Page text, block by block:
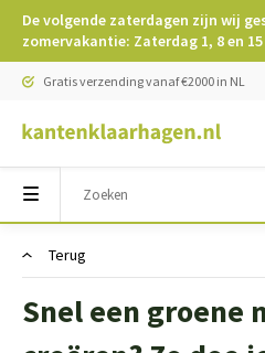
De volgende zaterdagen zijn wij
zomervakantie: Zaterdag 1, 8 en
Gratis verzending vanaf €2000 in NL
Terug
Snel een groene